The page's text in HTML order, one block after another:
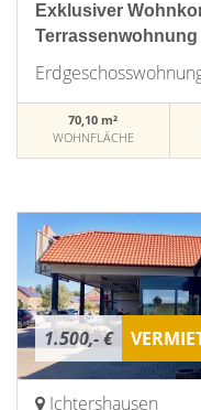
Exklusiver
70,10 m²
WOHNFLÄCHE
1.500,- €
Ichtershausen